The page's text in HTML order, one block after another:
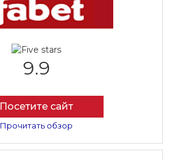
9.9
Посетите сайт
Прочитать обзор